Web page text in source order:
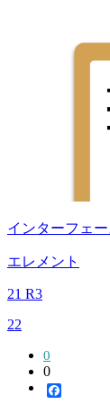
インターフェー
エレメント
21 R3
22
0
0